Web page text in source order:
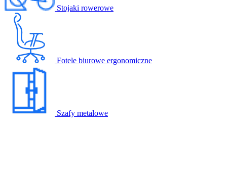
Stojaki rowerowe
Fotele biurowe ergonomiczne
Szafy metalowe